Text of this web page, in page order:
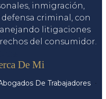
inmigración,
criminal, con
litigaciones
del consumidor.
De Mi
De Trabajadores